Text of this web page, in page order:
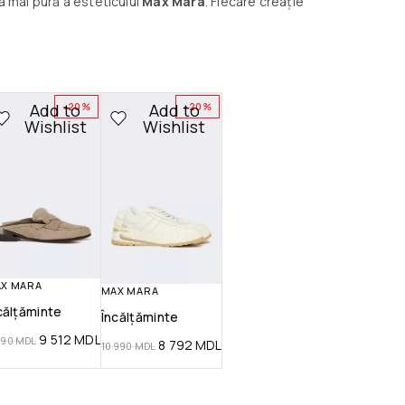
-20%
Add to
Wishlist
MARA
MDL 9 512MDL
-20%
Add to
Wishlist
MAX MARA
Încălțăminte
10 990MDL 8 792MDL